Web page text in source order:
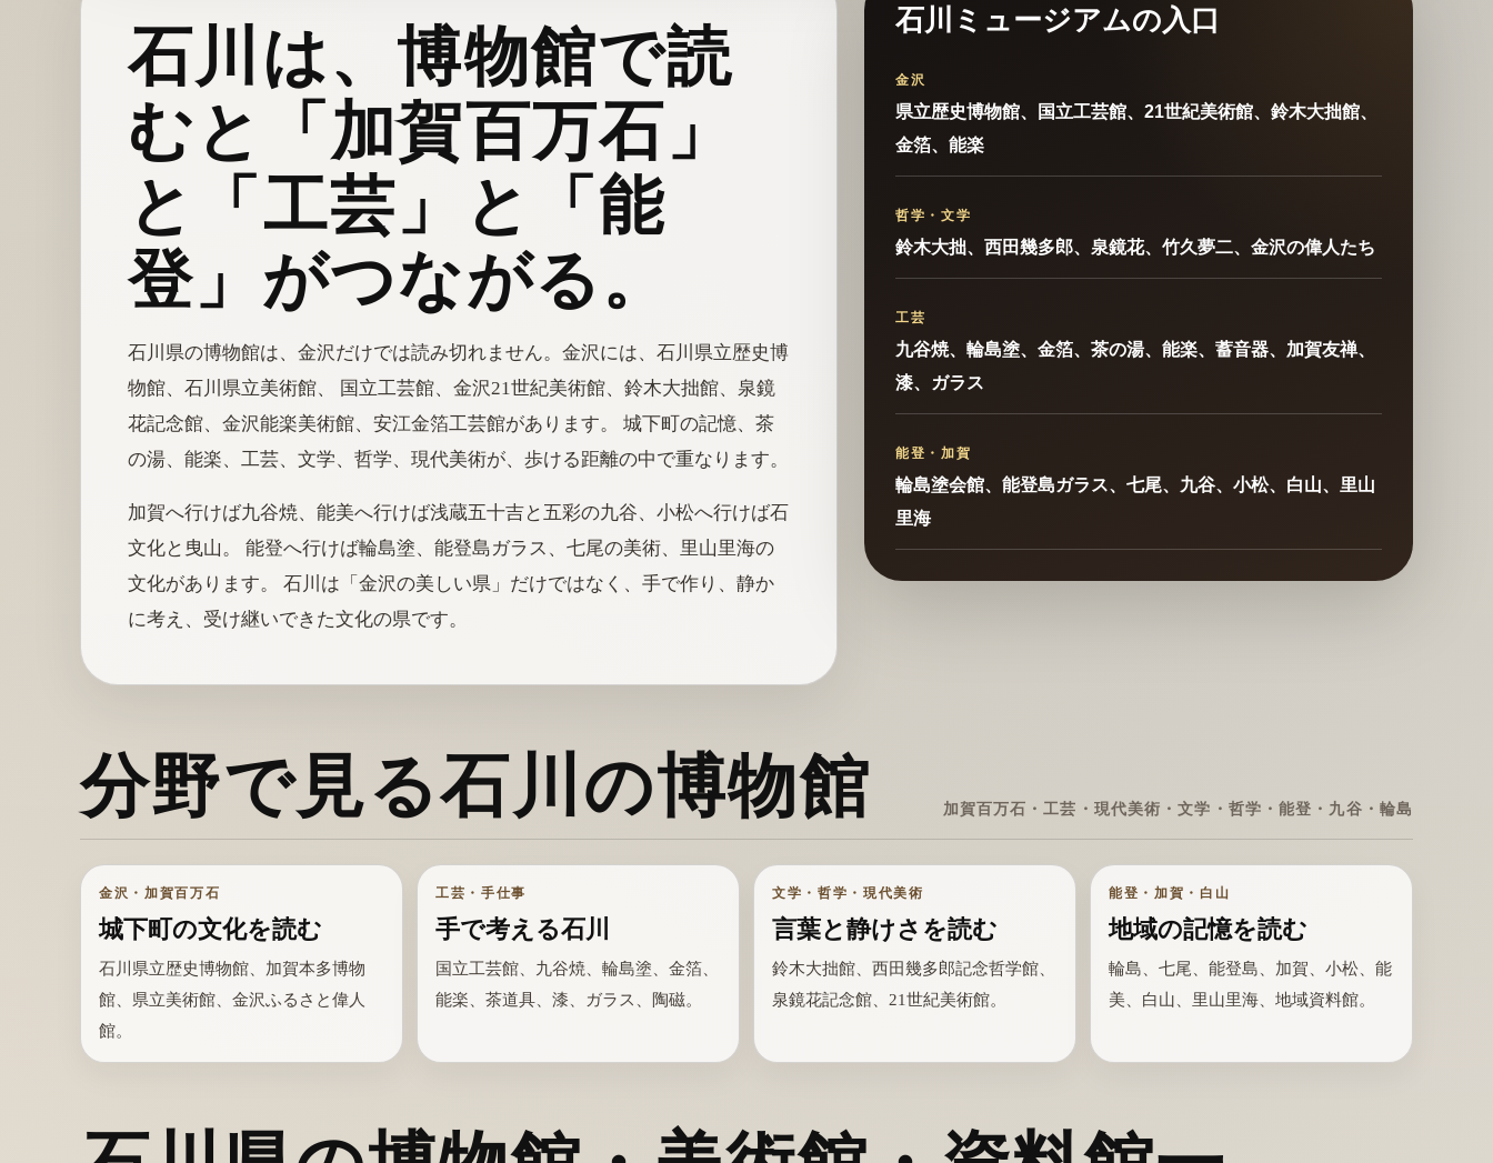
石川は、博物館で読
むと「加賀百万石」
と「工芸」と「能
登」がつながる。
石川県の博物館は、金沢だけでは読み切れません。金沢には、石川県立歴史博
物館、石川県立美術館、 国立工芸館、金沢21世紀美術館、鈴木大拙館、泉鏡
花記念館、金沢能楽美術館、安江金箔工芸館があります。 城下町の記憶、茶
の湯、能楽、工芸、文学、哲学、現代美術が、歩ける距離の中で重なります。
加賀へ行けば九谷焼、能美へ行けば浅蔵五十吉と五彩の九谷、小松へ行けば石
文化と曳山。 能登へ行けば輪島塗、能登島ガラス、七尾の美術、里山里海の
文化があります。 石川は「金沢の美しい県」だけではなく、手で作り、静か
に考え、受け継いできた文化の県です。
石川ミュージアムの入口
金沢
県立歴史博物館、国立工芸館、21世紀美術館、鈴木大拙館、
金箔、能楽
哲学・文学
鈴木大拙、西田幾多郎、泉鏡花、竹久夢二、金沢の偉人たち
工芸
九谷焼、輪島塗、金箔、茶の湯、能楽、蓄音器、加賀友禅、
漆、ガラス
能登・加賀
輪島塗会館、能登島ガラス、七尾、九谷、小松、白山、里山
里海
分野で見る石川の博物館 加賀百万石・工芸・現代美術・文学・哲学・能登・九谷・輪島
金沢・加賀百万石
城下町の文化を読む
石川県立歴史博物館、加賀本多博物
館、県立美術館、金沢ふるさと偉人
館。
工芸・手仕事
手で考える石川
国立工芸館、九谷焼、輪島塗、金箔、
能楽、茶道具、漆、ガラス、陶磁。
文学・哲学・現代美術
言葉と静けさを読む
鈴木大拙館、西田幾多郎記念哲学館、
泉鏡花記念館、21世紀美術館。
能登・加賀・白山
地域の記憶を読む
輪島、七尾、能登島、加賀、小松、能
美、白山、里山里海、地域資料館。